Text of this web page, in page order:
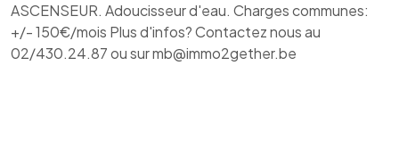
ASCENSEUR. Adoucisseur d'eau. Charges communes:
+/- 150€/mois Plus d'infos? Contactez nous au
02/430.24.87 ou sur mb@immo2gether.be